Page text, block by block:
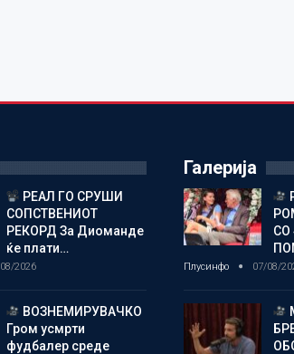
РЕАЛ ГО СРУШИ
СОПСТВЕНИОТ
РЕКОРД За Диоманде
ќе плати…
2026
ВОЗНЕМИРУВАЧКО
Гром усмрти
фудбалер среде
Галерија
СО
Плусинфо 07/08/